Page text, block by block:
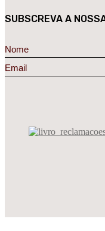
SUBSCREVA A